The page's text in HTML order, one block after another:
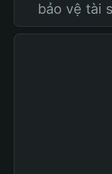
bảo vệ tài